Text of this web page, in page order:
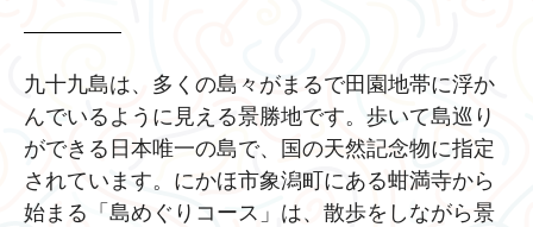
九十九島は、多くの島々がまるで田園地帯に浮か
んでいるように見える景勝地です。歩いて島巡り
ができる日本唯一の島で、国の天然記念物に指定
されています。にかほ市象潟町にある蚶満寺から
始まる「島めぐりコース」は、散歩をしながら景